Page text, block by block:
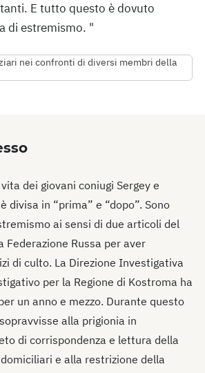
E tutto questo è dovuto
di estremismo. "
nei confronti di diversi membri della
dei giovani coniugi Sergey e
divisa in “prima” e “dopo”. Sono
ai sensi di due articoli del
Federazione Russa per aver
di culto. La Direzione Investigativa
per la Regione di Kostroma ha
un anno e mezzo. Durante questo
alla prigionia in
di corrispondenza e lettura della
e alla restrizione della